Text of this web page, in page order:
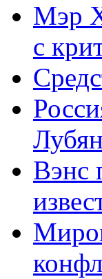
Мэр
с
Вэнс